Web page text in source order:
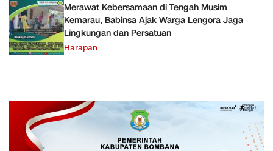
Merawat Kebersamaan di Tengah Musim
Kemarau, Babinsa Ajak Warga Lengora Jaga
Lingkungan dan Persatuan
Harapan